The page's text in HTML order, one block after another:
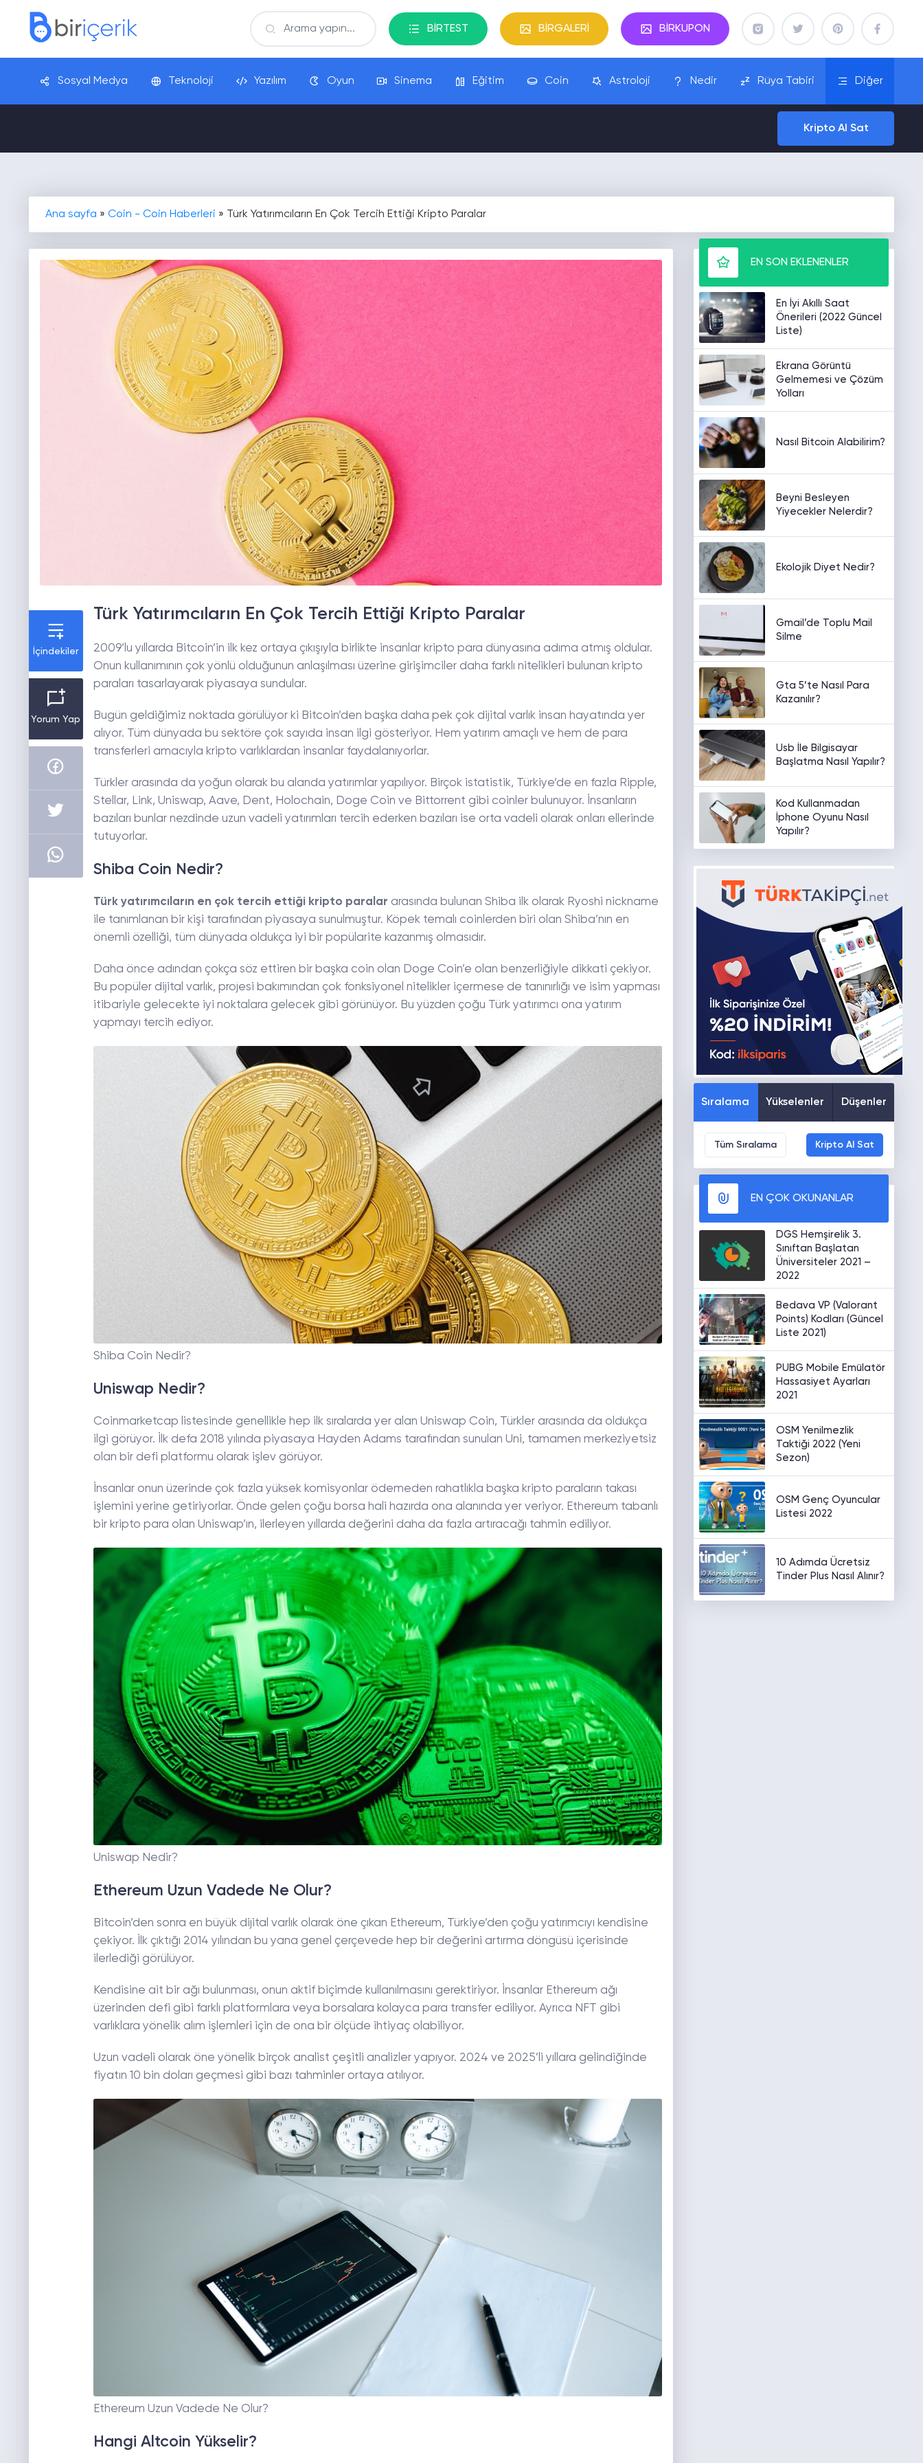
BİRTEST BİRGALERİ BİRKUPON
Sosyal Medya Teknoloji Yazılım Oyun Sinema Eğitim Coin Astroloji Nedir Rüya Tabiri Diğer
Kripto Al Sat
Ana sayfa » Coin - Coin Haberleri » Türk Yatırımcıların En Çok Tercih Ettiği Kripto Paralar
İçindekiler
Yorum Yap
Türk Yatırımcıların En Çok Tercih Ettiği Kripto Paralar
2009’lu yıllarda Bitcoin’in ilk kez ortaya çıkışıyla birlikte insanlar kripto para dünyasına adıma atmış oldular.
Onun kullanımının çok yönlü olduğunun anlaşılması üzerine girişimciler daha farklı nitelikleri bulunan kripto
paraları tasarlayarak piyasaya sundular.
Bugün geldiğimiz noktada görülüyor ki Bitcoin’den başka daha pek çok dijital varlık insan hayatında yer
alıyor. Tüm dünyada bu sektöre çok sayıda insan ilgi gösteriyor. Hem yatırım amaçlı ve hem de para
transferleri amacıyla kripto varlıklardan insanlar faydalanıyorlar.
Türkler arasında da yoğun olarak bu alanda yatırımlar yapılıyor. Birçok istatistik, Türkiye’de en fazla Ripple,
Stellar, Link, Uniswap, Aave, Dent, Holochain, Doge Coin ve Bittorrent gibi coinler bulunuyor. İnsanların
bazıları bunlar nezdinde uzun vadeli yatırımları tercih ederken bazıları ise orta vadeli olarak onları ellerinde
tutuyorlar.
Shiba Coin Nedir?
Türk yatırımcıların en çok tercih ettiği kripto paralar arasında bulunan Shiba ilk olarak Ryoshi nickname
ile tanımlanan bir kişi tarafından piyasaya sunulmuştur. Köpek temalı coinlerden biri olan Shiba’nın en
önemli özelliği, tüm dünyada oldukça iyi bir popülarite kazanmış olmasıdır.
Daha önce adından çokça söz ettiren bir başka coin olan Doge Coin’e olan benzerliğiyle dikkati çekiyor.
Bu popüler dijital varlık, projesi bakımından çok fonksiyonel nitelikler içermese de tanınırlığı ve isim yapması
itibariyle gelecekte iyi noktalara gelecek gibi görünüyor. Bu yüzden çoğu Türk yatırımcı ona yatırım
yapmayı tercih ediyor.
Shiba Coin Nedir?
Uniswap Nedir?
Coinmarketcap listesinde genellikle hep ilk sıralarda yer alan Uniswap Coin, Türkler arasında da oldukça
ilgi görüyor. İlk defa 2018 yılında piyasaya Hayden Adams tarafından sunulan Uni, tamamen merkeziyetsiz
olan bir defi platformu olarak işlev görüyor.
İnsanlar onun üzerinde çok fazla yüksek komisyonlar ödemeden rahatlıkla başka kripto paraların takası
işlemini yerine getiriyorlar. Önde gelen çoğu borsa hali hazırda ona alanında yer veriyor. Ethereum tabanlı
bir kripto para olan Uniswap’ın, ilerleyen yıllarda değerini daha da fazla artıracağı tahmin ediliyor.
Uniswap Nedir?
Ethereum Uzun Vadede Ne Olur?
Bitcoin’den sonra en büyük dijital varlık olarak öne çıkan Ethereum, Türkiye’den çoğu yatırımcıyı kendisine
çekiyor. İlk çıktığı 2014 yılından bu yana genel çerçevede hep bir değerini artırma döngüsü içerisinde
ilerlediği görülüyor.
Kendisine ait bir ağı bulunması, onun aktif biçimde kullanılmasını gerektiriyor. İnsanlar Ethereum ağı
üzerinden defi gibi farklı platformlara veya borsalara kolayca para transfer ediliyor. Ayrıca NFT gibi
varlıklara yönelik alım işlemleri için de ona bir ölçüde ihtiyaç olabiliyor.
Uzun vadeli olarak öne yönelik birçok analist çeşitli analizler yapıyor. 2024 ve 2025’li yıllara gelindiğinde
fiyatın 10 bin doları geçmesi gibi bazı tahminler ortaya atılıyor.
Ethereum Uzun Vadede Ne Olur?
Hangi Altcoin Yükselir?
EN SON EKLENENLER
En İyi Akıllı Saat
Önerileri (2022 Güncel
Liste)
Ekrana Görüntü
Gelmemesi ve Çözüm
Yolları
Nasıl Bitcoin Alabilirim?
Beyni Besleyen
Yiyecekler Nelerdir?
Ekolojik Diyet Nedir?
Gmail’de Toplu Mail
Silme
Gta 5’te Nasıl Para
Kazanılır?
Usb İle Bilgisayar
Başlatma Nasıl Yapılır?
Kod Kullanmadan
İphone Oyunu Nasıl
Yapılır?
Sıralama Yükselenler Düşenler
Tüm Sıralama Kripto Al Sat
EN ÇOK OKUNANLAR
DGS Hemşirelik 3.
Sınıftan Başlatan
Üniversiteler 2021 –
2022
Bedava VP (Valorant
Points) Kodları (Güncel
Liste 2021)
PUBG Mobile Emülatör
Hassasiyet Ayarları
2021
OSM Yenilmezlik
Taktiği 2022 (Yeni
Sezon)
OSM Genç Oyuncular
Listesi 2022
10 Adımda Ücretsiz
Tinder Plus Nasıl Alınır?